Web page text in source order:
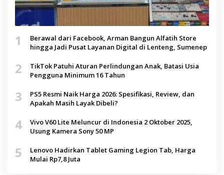
1
Berawal dari Facebook, Arman Bangun Alfatih Store
hingga Jadi Pusat Layanan Digital di Lenteng, Sumenep
2
TikTok Patuhi Aturan Perlindungan Anak, Batasi Usia
Pengguna Minimum 16 Tahun
3
PS5 Resmi Naik Harga 2026: Spesifikasi, Review, dan
Apakah Masih Layak Dibeli?
4
Vivo V60 Lite Meluncur di Indonesia 2 Oktober 2025,
Usung Kamera Sony 50 MP
5
Lenovo Hadirkan Tablet Gaming Legion Tab, Harga
Mulai Rp7,8 Juta